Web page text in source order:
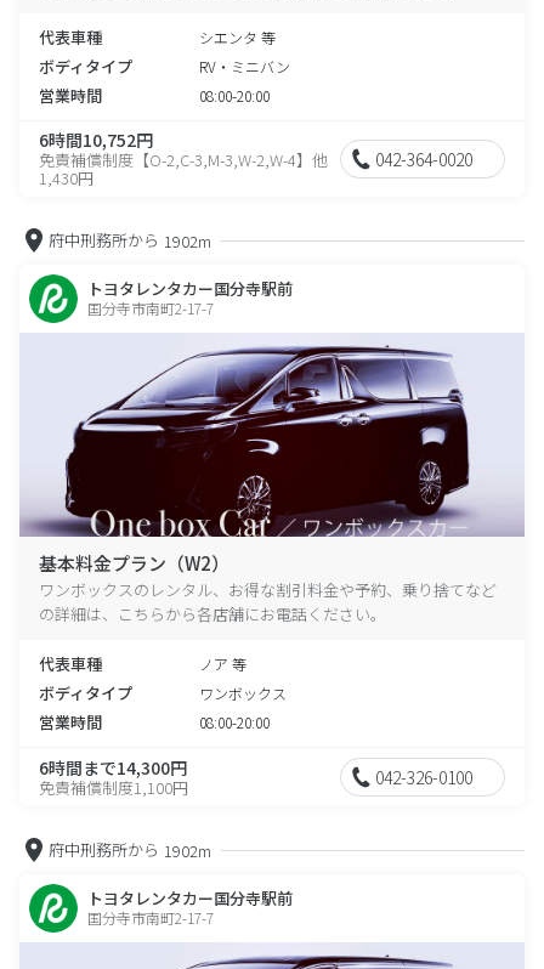
代表車種 シエンタ 等
ボディタイプ RV・ミニバン
営業時間 08:00-20:00
6時間10,752円
免責補償制度【O-2,C-3,M-3,W-2,W-4】他
1,430円
042-364-0020
府中刑務所から 1902m
トヨタレンタカー国分寺駅前
国分寺市南町2-17-7
基本料金プラン（W2）
ワンボックスのレンタル、お得な割引料金や予約、乗り捨てなど
の詳細は、こちらから各店舗にお電話ください。
代表車種 ノア 等
ボディタイプ ワンボックス
営業時間 08:00-20:00
6時間まで14,300円
免責補償制度1,100円 042-326-0100
府中刑務所から 1902m
トヨタレンタカー国分寺駅前
国分寺市南町2-17-7